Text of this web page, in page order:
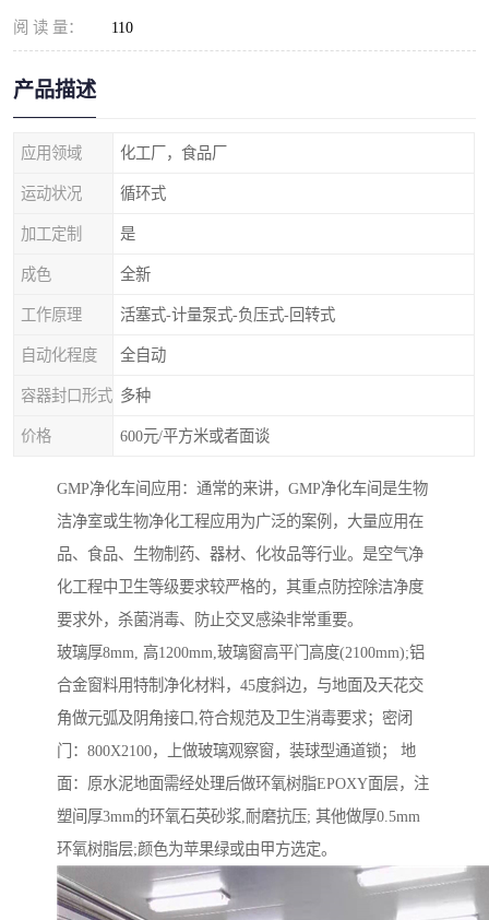
阅 读 量： 110
产品描述
应用领域 化工厂，食品厂
运动状况 循环式
加工定制 是
成色 全新
工作原理 活塞式-计量泵式-负压式-回转式
自动化程度 全自动
容器封口形式 多种
价格 600元/平方米或者面谈
GMP净化车间应用：通常的来讲，GMP净化车间是生物
洁净室或生物净化工程应用为广泛的案例，大量应用在
品、食品、生物制药、器材、化妆品等行业。是空气净
化工程中卫生等级要求较严格的，其重点防控除洁净度
要求外，杀菌消毒、防止交叉感染非常重要。
玻璃厚8mm, 高1200mm,玻璃窗高平门高度(2100mm);铝
合金窗料用特制净化材料，45度斜边，与地面及天花交
角做元弧及阴角接口,符合规范及卫生消毒要求；密闭
门：800X2100，上做玻璃观察窗，装球型通道锁； 地
面：原水泥地面需经处理后做环氧树脂EPOXY面层，注
塑间厚3mm的环氧石英砂浆,耐磨抗压; 其他做厚0.5mm
环氧树脂层;颜色为苹果绿或由甲方选定。